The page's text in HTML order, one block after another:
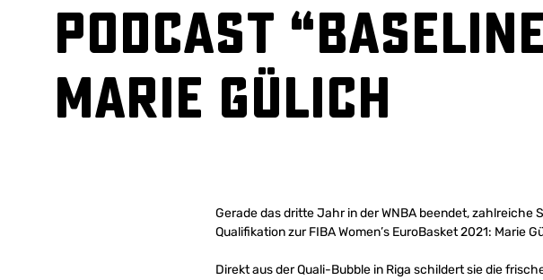
Podcast
Marie Gülich
Gerade das dritte Jahr in der WNBA beendet, zahlreiche
Qualifikation zur FIBA Women’s EuroBasket 2021: Marie
Direkt aus der Quali-Bubble in Riga schildert sie die